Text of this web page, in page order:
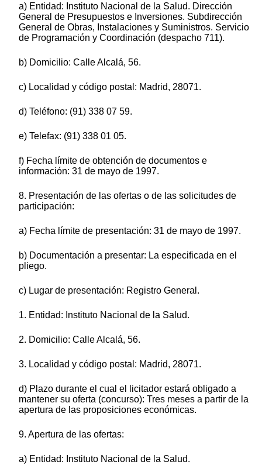
a) Entidad: Instituto Nacional de la Salud. Dirección
General de Presupuestos e Inversiones. Subdirección
General de Obras, Instalaciones y Suministros. Servicio
de Programación y Coordinación (despacho 711).
b) Domicilio: Calle Alcalá, 56.
c) Localidad y código postal: Madrid, 28071.
d) Teléfono: (91) 338 07 59.
e) Telefax: (91) 338 01 05.
f) Fecha límite de obtención de documentos e
información: 31 de mayo de 1997.
8. Presentación de las ofertas o de las solicitudes de
participación:
a) Fecha límite de presentación: 31 de mayo de 1997.
b) Documentación a presentar: La especificada en el
pliego.
c) Lugar de presentación: Registro General.
1. Entidad: Instituto Nacional de la Salud.
2. Domicilio: Calle Alcalá, 56.
3. Localidad y código postal: Madrid, 28071.
d) Plazo durante el cual el licitador estará obligado a
mantener su oferta (concurso): Tres meses a partir de la
apertura de las proposiciones económicas.
9. Apertura de las ofertas:
a) Entidad: Instituto Nacional de la Salud.